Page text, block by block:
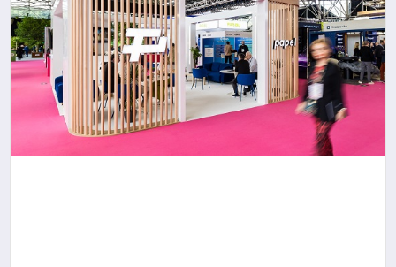
SPOR
YAŞAM